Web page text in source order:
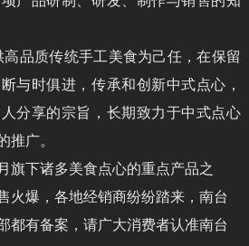
质传统手工美食为己任，在保留
与时俱进，传承和创新中式点心，
分享的宗旨，长期致力于中式点心
广。
下诸多美食点心的重点产品之
火爆，各地经销商纷纷踏来，南台
都有备案，请广大消费者认准南台